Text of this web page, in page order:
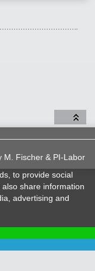
M. Fischer & PI-Labor
to provide social
share information
advertising and